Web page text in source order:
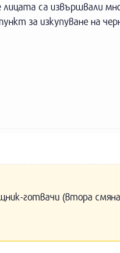
лицата са извършвали
за изкупуване на
готвачи (втора